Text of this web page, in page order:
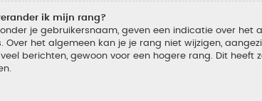
ik mijn rang?
onder je gebruikersnaam, geven een indicatie over
Over het algemeen kan je je rang niet wijzigen,
berichten, gewoon voor een hogere rang. Dit